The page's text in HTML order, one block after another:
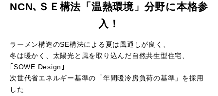
NCN､ＳＥ構法「温熱環境」分野に本格参
入！
ラーメン構造のSE構法による夏は風通しが良く、
冬は暖かく、太陽光と風を取り込んだ自然共生型住宅、
｢SOWE Design｣
次世代省エネルギー基準の「年間暖冷房負荷の基準」を採用
した